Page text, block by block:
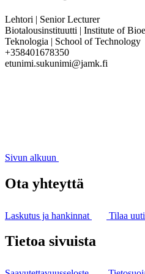
Lehtori | Senior Lecturer
Biotalousinstituutti | Institute of
Teknologia | School of Technology
+358401678350
etunimi.sukunimi@jamk.fi
Sivun alkuun
Ota yhteyttä
Laskutus ja hankinnat Tilaa
Tietoa sivuista